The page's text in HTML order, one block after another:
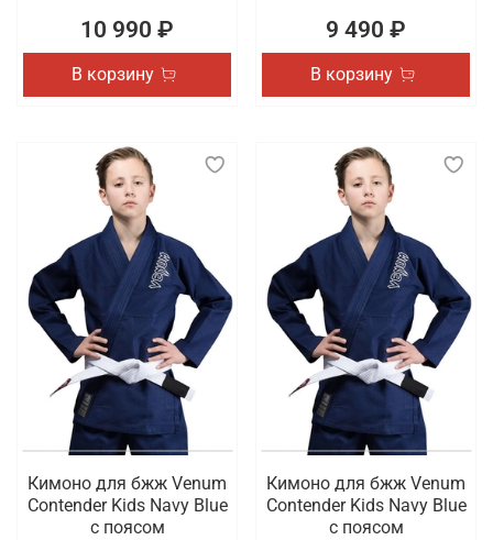
10 990 ₽
В корзину
9 490 ₽
В корзину
Кимоно для бжж Venum
Contender Kids Navy Blue
с поясом
Кимоно для бжж Venum
Contender Kids Navy Blue
с поясом